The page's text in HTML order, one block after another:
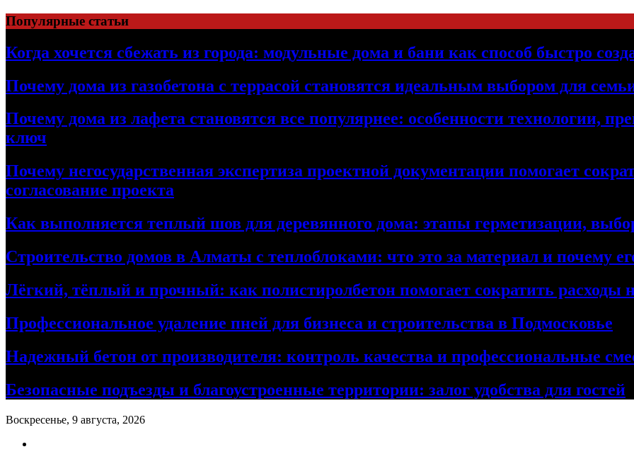
Перейти
к
содержимому
Популярные статьи
Когда хочется сбежать из города: модульные дома и бани как способ быстро
Почему дома из газобетона с террасой становятся идеальным выбором для
Почему дома из лафета становятся все популярнее: особенности технологии,
ключ
Почему негосударственная экспертиза проектной документации помогает
согласование проекта
Как выполняется теплый шов для деревянного дома: этапы герметизации,
Строительство домов в Алматы с теплоблоками: что это за материал и почему
Лёгкий, тёплый и прочный: как полистиролбетон помогает сократить расходы
Профессиональное удаление пней для бизнеса и строительства в Подмосковье
Надежный бетон от производителя: контроль качества и профессиональные
Безопасные подъезды и благоустроенные территории: залог удобства для гостей
Воскресенье, 9 августа, 2026